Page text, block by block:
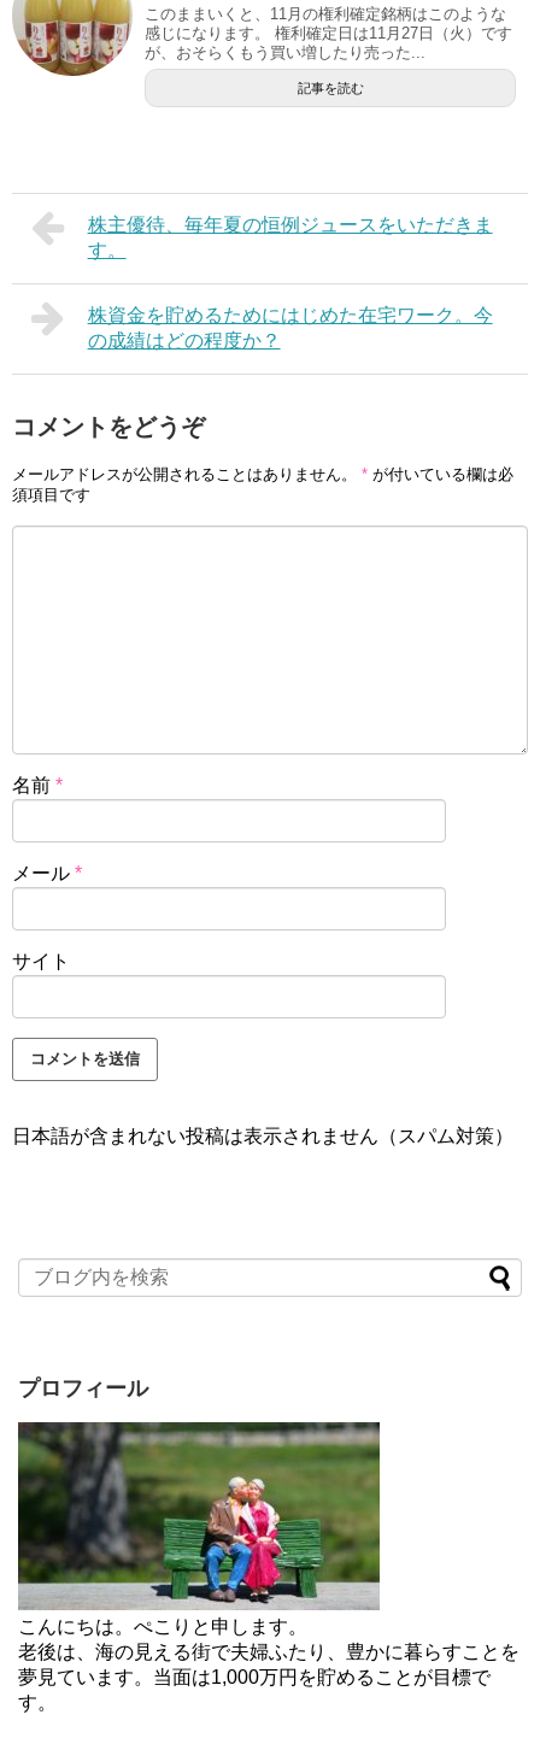
このままいくと、11月の権利確定銘柄はこのような
感じになります。 権利確定日は11月27日（火）です
が、おそらくもう買い増したり売った...
記事を読む
株主優待、毎年夏の恒例ジュースをいただきま
す。
株資金を貯めるためにはじめた在宅ワーク。今
の成績はどの程度か？
コメントをどうぞ
メールアドレスが公開されることはありません。 * が付いている欄は必
須項目です
名前 *
メール *
サイト
日本語が含まれない投稿は表示されません（スパム対策）
プロフィール
こんにちは。ぺこりと申します。
老後は、海の見える街で夫婦ふたり、豊かに暮らすことを
夢見ています。当面は1,000万円を貯めることが目標で
す。